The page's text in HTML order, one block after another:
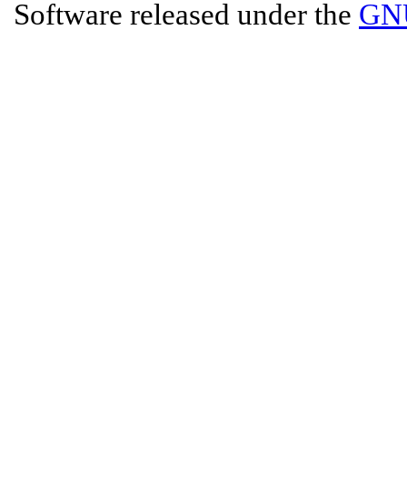
Software released under the